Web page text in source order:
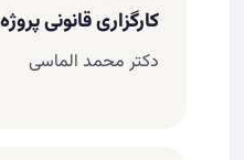
کارگزاری قانونی
دکتر محمد الماسی